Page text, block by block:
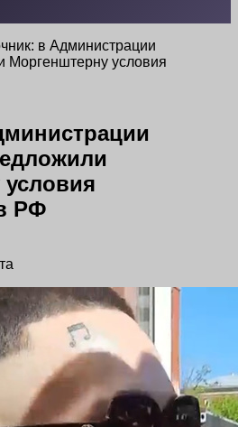
в Администрации
Моргенштерну условия
РФ